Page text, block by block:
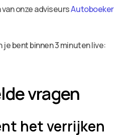
onze adviseursAutoboeker
je bent binnen 3 minuten live:
vragen
het verrijken